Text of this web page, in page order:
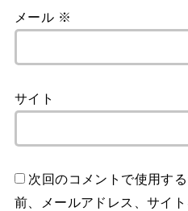
メール ※
サイト
次回のコメントで使用す
前、メールアドレス、サイト